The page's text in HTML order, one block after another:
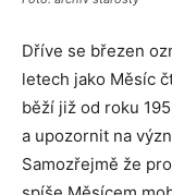
Dříve se březen
letech jako Měsíc
běží již od roku
a upozornit na
Samozřejmě že